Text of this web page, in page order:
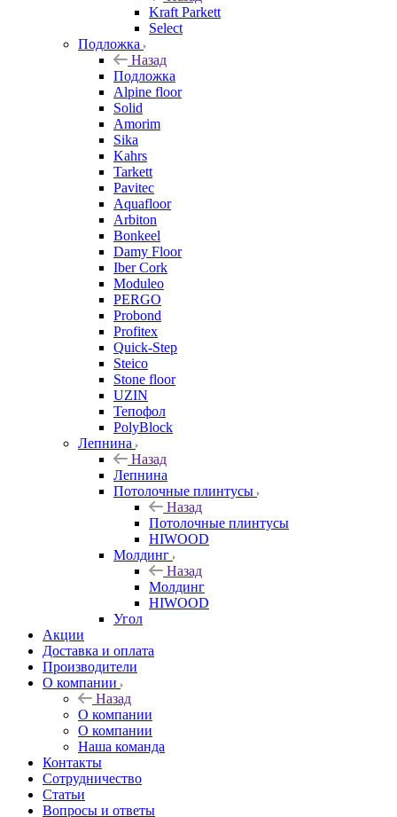
Kraft Parkett
Select
Подложка
Назад
Подложка
Alpine floor
Solid
Amorim
Sika
Kahrs
Tarkett
Pavitec
Aquafloor
Arbiton
Bonkeel
Damy Floor
Iber Cork
Moduleo
PERGO
Probond
Profitex
Quick-Step
Steico
Stone floor
UZIN
Тепофол
PolyBlock
Лепнина
Назад
Лепнина
Потолочные плинтусы
Назад
Потолочные плинтусы
HIWOOD
Молдинг
Назад
Молдинг
HIWOOD
Угол
Акции
Доставка и оплата
Производители
О компании
Назад
О компании
О компании
Наша команда
Контакты
Сотрудничество
Статьи
Вопросы и ответы